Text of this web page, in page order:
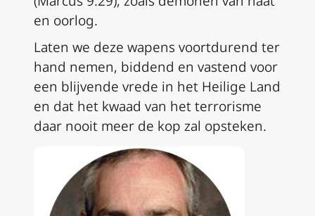
en oorlog.
Laten we deze wapens voortdurend ter
hand nemen, biddend en vastend voor
een blijvende vrede in het Heilige Land
en dat het kwaad van het terrorisme
daar nooit meer de kop zal opsteken.